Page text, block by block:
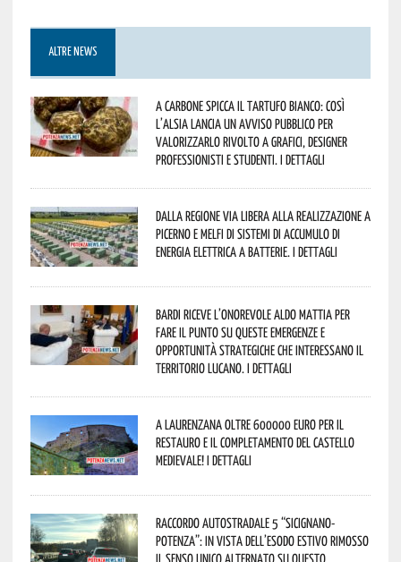
ALTRE NEWS
A Carbone spicca il tartufo bianco: così
l’Alsia lancia un avviso pubblico per
valorizzarlo rivolto a grafici, designer
professionisti e studenti. I dettagli
Dalla Regione via libera alla realizzazione a
Picerno e Melfi di sistemi di accumulo di
energia elettrica a batterie. I dettagli
Bardi riceve l’onorevole Aldo Mattia per
fare il punto su queste emergenze e
opportunità strategiche che interessano il
territorio lucano. I dettagli
A Laurenzana oltre 600000 euro per il
restauro e il completamento del Castello
Medievale! I dettagli
Raccordo Autostradale 5 “Sicignano-
Potenza”: in vista dell’esodo estivo rimosso
il senso unico alternato su questo